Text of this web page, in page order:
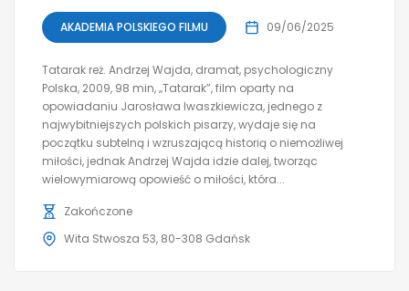
AKADEMIA POLSKIEGO FILMU 09/06/2025
Tatarak reż. Andrzej Wajda, dramat, psychologiczny
Polska, 2009, 98 min, „Tatarak”, film oparty na
opowiadaniu Jarosława Iwaszkiewicza, jednego z
najwybitniejszych polskich pisarzy, wydaje się na
początku subtelną i wzruszającą historią o niemożliwej
miłości, jednak Andrzej Wajda idzie dalej, tworząc
wielowymiarową opowieść o miłości, która...
Zakończone
Wita Stwosza 53, 80-308 Gdańsk